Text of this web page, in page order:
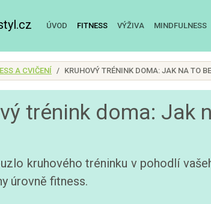
ÚVOD FITNESS VÝŽIVA MINDFULNESS
A CVIČENÍ KRUHOVÝ TRÉNINK DOMA: JAK NA TO
trénink doma: Jak
kruhového tréninku v pohodlí
úrovně fitness.